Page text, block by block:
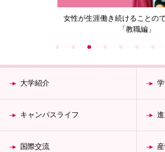
女性が生涯働き続けることの
「教職編」
大学紹介
キャンパスライフ
国際交流